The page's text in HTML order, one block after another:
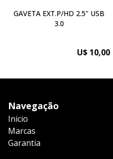
GAVETA EXT.P/HD 2.5" USB
3.0
U$ 10,00
Navegação
Inicio
Marcas
Garantia